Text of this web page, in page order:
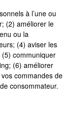
à l’une ou
(2) améliorer le
ou la
(4) aviser les
communiquer
(6) améliorer
commandes de
consommateur.